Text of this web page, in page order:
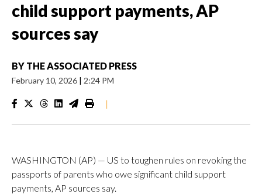
child support payments, AP
sources say
BY THE ASSOCIATED PRESS
February 10, 2026 | 2:24 PM
|
WASHINGTON (AP) — US to toughen rules on revoking the
passports of parents who owe significant child support
payments, AP sources say.